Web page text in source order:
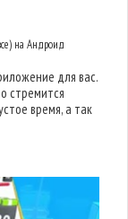
на Андроид
для вас.
стремится
время, а так